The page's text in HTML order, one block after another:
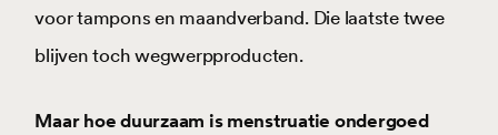
voor tampons en maandverband. Die laatste twee
blijven toch wegwerpproducten.
Maar hoe duurzaam is menstruatie ondergoed